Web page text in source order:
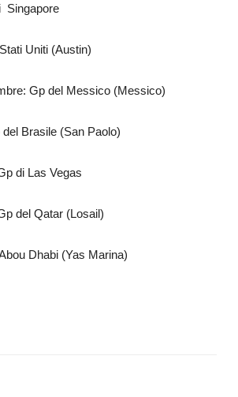
Singapore
Uniti (Austin)
Gp del Messico (Messico)
Brasile (San Paolo)
di Las Vegas
del Qatar (Losail)
Dhabi (Yas Marina)